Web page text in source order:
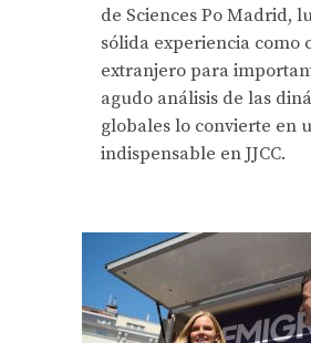
de Sciences Po Madrid,
sólida experiencia como
extranjero para
agudo análisis de las
globales lo convierte en
indispensable en JJCC.